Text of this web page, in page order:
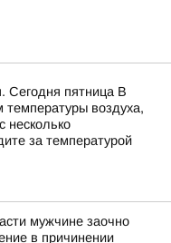
Сегодня пятница В
воздуха,
несколько
за температурой
мужчине заочно
в причинении